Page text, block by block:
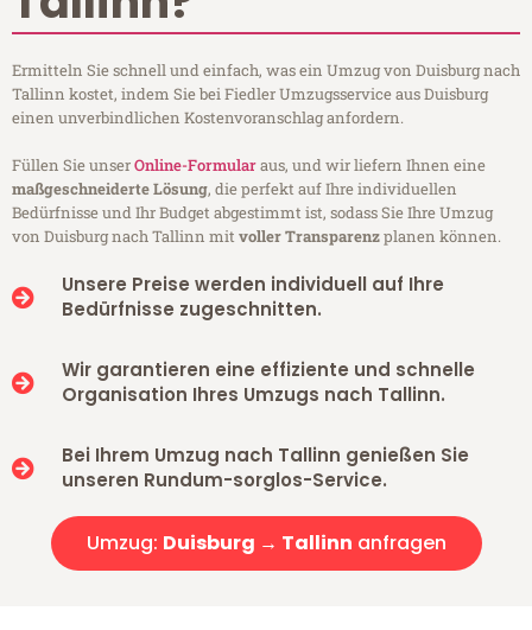
Ermitteln Sie schnell und einfach, was ein Umzug von Duisburg nach
Tallinn kostet, indem Sie bei Fiedler Umzugsservice aus Duisburg
einen unverbindlichen Kostenvoranschlag anfordern.
Füllen Sie unserOnline-Formularaus, und wir liefern Ihnen eine
maßgeschneiderte Lösung, die perfekt auf Ihre individuellen
Bedürfnisse und Ihr Budget abgestimmt ist, sodass Sie Ihre Umzug
von Duisburg nach Tallinn mitvoller Transparenzplanen können.
Unsere Preise werden individuell auf Ihre
Bedürfnisse zugeschnitten.
Wir garantieren eine effiziente und schnelle
Organisation Ihres Umzugs nach Tallinn.
Bei Ihrem Umzug nach Tallinn genießen Sie
unseren Rundum-sorglos-Service.
Umzug: Duisburg → Tallinn anfragen